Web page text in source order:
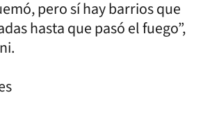
pero sí hay barrios que
hasta que pasó el fuego”,